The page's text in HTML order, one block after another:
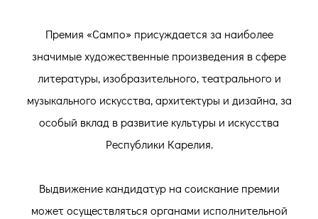
Премия «Сампо» присуждается за наиболее
значимые художественные произведения в сфере
литературы, изобразительного, театрального и
музыкального искусства, архитектуры и дизайна, за
особый вклад в развитие культуры и искусства
Республики Карелия.
Выдвижение кандидатур на соискание премии
может осуществляться органами исполнительной